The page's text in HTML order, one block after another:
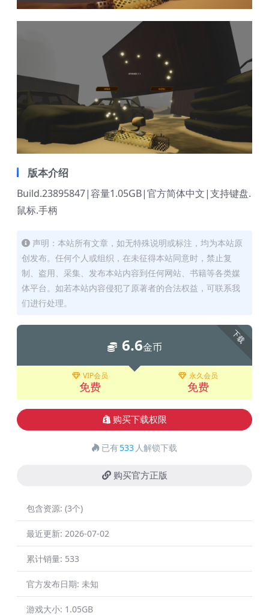
版本介绍
Build.23895847|容量1.05GB|官方简体中文|支持键盘.
鼠标.手柄
声明：本站所有文章，如无特殊说明或标注，均为本站原
创发布。任何个人或组织，在未征得本站同意时，禁止复
制、盗用、采集、发布本站内容到任何网站、书籍等各类媒
体平台。如若本站内容侵犯了原著者的合法权益，可联系我
们进行处理。
下载
6.6金币
VIP会员
免费
永久会员
免费
购买下载权限
已有533 人解锁下载
购买官方正版
包含资源: (3个)
最近更新: 2026-07-02
累计销量: 533
官方发布日期: 未知
游戏大小: 1.05GB